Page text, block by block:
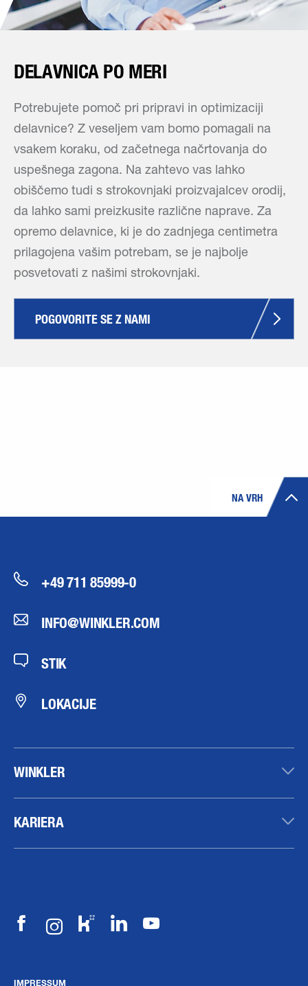
DELAVNICA PO MERI
Potrebujete pomoč pri pripravi in optimizaciji
delavnice? Z veseljem vam bomo pomagali na
vsakem koraku, od začetnega načrtovanja do
uspešnega zagona. Na zahtevo vas lahko
obiščemo tudi s strokovnjaki proizvajalcev orodij,
da lahko sami preizkusite različne naprave. Za
opremo delavnice, ki je do zadnjega centimetra
prilagojena vašim potrebam, se je najbolje
posvetovati z našimi strokovnjaki.
POGOVORITE SE Z NAMI
NA VRH
+49 711 85999-0
INFO@WINKLER.COM
STIK
LOKACIJE
WINKLER
KARIERA
IMPRESSUM